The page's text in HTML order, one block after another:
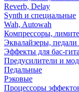
Reverb, Delay
Synth и специальные
Wah, Autowah
Компрессоры,
Эквалайзеры, педали
Эффекты для бас-
Предусилители и
Педальные
Рэковые
Процессоры